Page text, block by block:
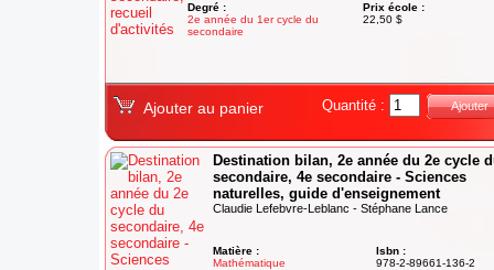
Degré :
2e année du 1er cycle du
secondaire
Prix école :
22,50 $
Ajouter au panier Quantité : Ajouter
Destination bilan, 2e année du 2e cycle
secondaire, 4e secondaire - Sciences
naturelles, guide d'enseignement
Claudie Lefebvre-Leblanc - Stéphane Lance
Matière :
Mathématique
Isbn :
978-2-89661-136-2